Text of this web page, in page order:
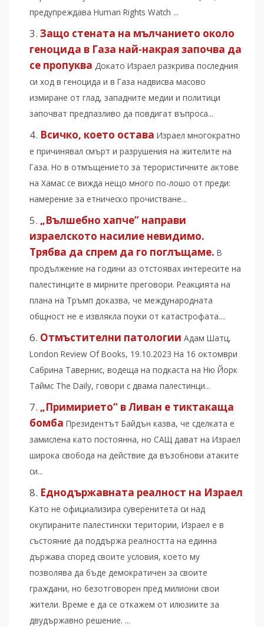
предупреждава Human Rights Watch ...
Защо стената на мълчанието около
геноцида в Газа най-накрая започва да
се пропуква Докато Израел разкрива последния
си ход в геноцида и в Газа надвисва масово
измиране от глад, западните медии и политици
започват предпазливо да повдигат въпроса...
Всичко, което остава Израел многократно
е причинявал смърт и разрушения на жителите на
Газа. Но в отмъщението за терористичните актове
на Хамас се вижда нещо много по-лошо от преди:
намерение за етническо прочистване...
„Вълшебно хапче” направи
израелското насилие невидимо.
Трябва да спрем да го поглъщаме. В
продължение на години аз отстоявах интересите на
палестинците в мирните преговори. Реакцията на
плана на Тръмп доказва, че международната
общност не е извлякла поуки от катастрофата....
Отмъстителни патологии Адам Шатц,
London Review Of Books, 19.10.2023 На 16 октомври
Сабрина Тавернис, водеща на подкаста на Ню Йорк
Таймс The Daily, говори с двама палестинци...
„Примирието“ в Ливан е тиктакаща
бомба Президентът Байдън казва, че сделката е
замислена като постоянна, но САЩ дават на Израел
широка свобода на действие да възобнови атаките
си...
Еднодържавната реалност на Израел
Като не официализира суверенитета си над
окупираните палестински територии, Израел е в
състояние да поддържа реалността на единна
държава според своите условия, което му
позволява да бъде демократичен за своите
граждани, но безотговорен пред милиони свои
жители. Време е да се откажем от илюзиите за
двудържавно решение. ...